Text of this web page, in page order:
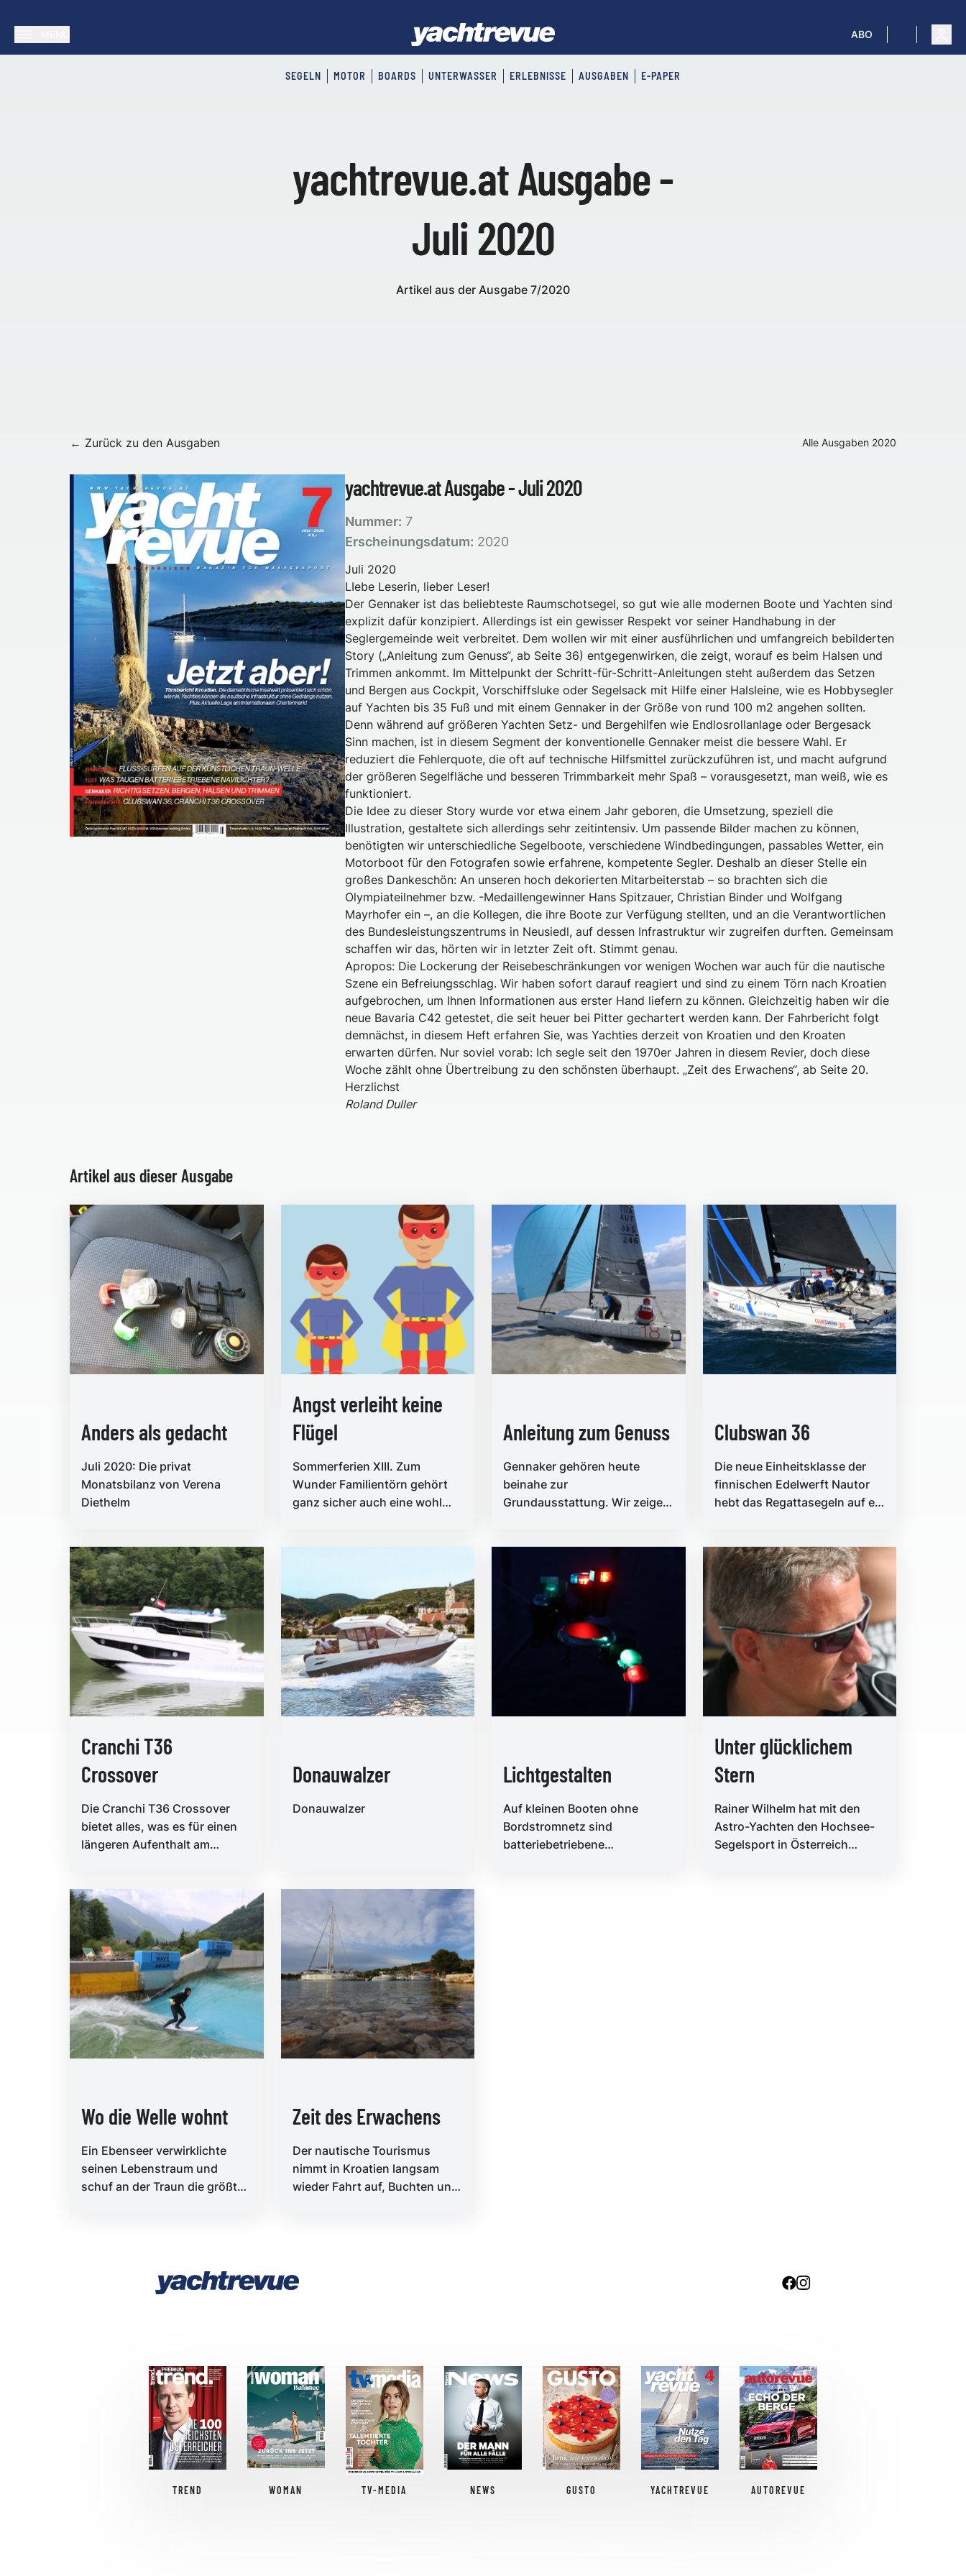
ABO
SEGELN MOTOR BOARDS UNTERWASSER ERLEBNISSE AUSGABEN E-PAPER
yachtrevue.at Ausgabe -
Juli 2020
Artikel aus der Ausgabe 7/2020
← Zurück zu den Ausgaben Alle Ausgaben 2020
yachtrevue.at Ausgabe - Juli 2020
Nummer: 7
Erscheinungsdatum: 2020
Juli 2020
LIebe Leserin, lieber Leser!
Der Gennaker ist das beliebteste Raumschotsegel, so gut wie alle modernen Boote und Yachten sind
explizit dafür konzipiert. Allerdings ist ein gewisser Respekt vor seiner Handhabung in der
Seglergemeinde weit verbreitet. Dem wollen wir mit einer ausführlichen und umfangreich bebilderten
Story („Anleitung zum Genuss“, ab Seite 36) entgegenwirken, die zeigt, worauf es beim Halsen und
Trimmen ankommt. Im Mittelpunkt der Schritt-für-Schritt-Anleitungen steht außerdem das Setzen
und Bergen aus Cockpit, Vorschiffsluke oder Segelsack mit Hilfe einer Halsleine, wie es Hobbysegler
auf Yachten bis 35 Fuß und mit einem Gennaker in der Größe von rund 100 m2 angehen sollten.
Denn während auf größeren Yachten Setz- und Bergehilfen wie Endlosrollanlage oder Bergesack
Sinn machen, ist in diesem Segment der konventionelle Gennaker meist die bessere Wahl. Er
reduziert die Fehlerquote, die oft auf technische Hilfsmittel zurückzuführen ist, und macht aufgrund
der größeren Segelfläche und besseren Trimmbarkeit mehr Spaß – vorausgesetzt, man weiß, wie es
funktioniert.
Die Idee zu dieser Story wurde vor etwa einem Jahr geboren, die Umsetzung, speziell die
Illustration, gestaltete sich allerdings sehr zeitintensiv. Um passende Bilder machen zu können,
benötigten wir unterschiedliche Segelboote, verschiedene Windbedingungen, passables Wetter, ein
Motorboot für den Fotografen sowie erfahrene, kompetente Segler. Deshalb an dieser Stelle ein
großes Dankeschön: An unseren hoch dekorierten Mitarbeiterstab – so brachten sich die
Olympiateilnehmer bzw. -Medaillengewinner Hans Spitzauer, Christian Binder und Wolfgang
Mayrhofer ein –, an die Kollegen, die ihre Boote zur Verfügung stellten, und an die Verantwortlichen
des Bundesleistungszentrums in Neusiedl, auf dessen Infrastruktur wir zugreifen durften. Gemeinsam
schaffen wir das, hörten wir in letzter Zeit oft. Stimmt genau.
Apropos: Die Lockerung der Reisebeschränkungen vor wenigen Wochen war auch für die nautische
Szene ein Befreiungsschlag. Wir haben sofort darauf reagiert und sind zu einem Törn nach Kroatien
aufgebrochen, um Ihnen Informationen aus erster Hand liefern zu können. Gleichzeitig haben wir die
neue Bavaria C42 getestet, die seit heuer bei Pitter gechartert werden kann. Der Fahrbericht folgt
demnächst, in diesem Heft erfahren Sie, was Yachties derzeit von Kroatien und den Kroaten
erwarten dürfen. Nur soviel vorab: Ich segle seit den 1970er Jahren in diesem Revier, doch diese
Woche zählt ohne Übertreibung zu den schönsten überhaupt. „Zeit des Erwachens“, ab Seite 20.
Herzlichst
Roland Duller
Artikel aus dieser Ausgabe
Anders als gedacht
Juli 2020: Die privat
Monatsbilanz von Verena
Diethelm
Angst verleiht keine
Flügel
Sommerferien XIII. Zum
Wunder Familientörn gehört
ganz sicher auch eine wohl
Anleitung zum Genuss
Gennaker gehören heute
beinahe zur
Grundausstattung. Wir zeigen
Clubswan 36
Die neue Einheitsklasse der
finnischen Edelwerft Nautor
hebt das Regattasegeln auf ein
Cranchi T36
Crossover
Die Cranchi T36 Crossover
bietet alles, was es für einen
längeren Aufenthalt am
Komfort.
Donauwalzer
Donauwalzer
Lichtgestalten
Auf kleinen Booten ohne
Bordstromnetz sind
batteriebetriebene
Unter glücklichem
Stern
Rainer Wilhelm hat mit den
Astro-Yachten den Hochsee-
Segelsport in Österreich
Wo die Welle wohnt
Ein Ebenseer verwirklichte
seinen Lebenstraum und
schuf an der Traun die größte
Zeit des Erwachens
Der nautische Tourismus
nimmt in Kroatien langsam
wieder Fahrt auf, Buchten und
TREND WOMAN TV-MEDIA NEWS GUSTO YACHTREVUE AUTOREVUE